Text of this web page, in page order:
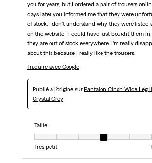
you for years, but I ordered a pair of trousers
days later you informed me that they were
of stock. I don't understand why they were listed
on the website—I could have just bought them in
they are out of stock everywhere. I’m really
about this because I really like the trousers.
Traduire avec Google
Publié à l'origine sur Pantalon Cinch Wide Leg
Crystal Grey
Taille
Taille, 4 sur 7, où 1 est égal à Très petit et 7 est
Très petit